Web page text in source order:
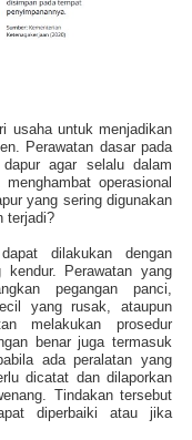
usaha untuk menjadikan
Perawatan dasar pada
agar selalu dalam
operasional
yang sering digunakan
terjadi?
dilakukan dengan
Perawatan yang
pegangan panci,
yang rusak, ataupun
melakukan prosedur
benar juga termasuk
ada peralatan yang
dicatat dan dilaporkan
Tindakan tersebut
diperbaiki atau jika